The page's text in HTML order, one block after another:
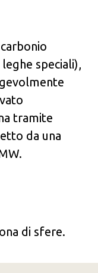
speciali),
tramite
da una
di sfere.